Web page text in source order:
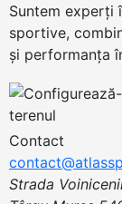
Suntem experți
sportive,
și performanța
Contact
Strada